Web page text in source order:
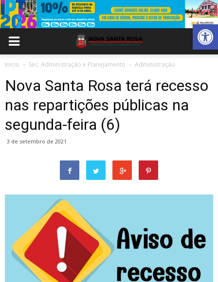
Abrir
Inicio Sec. Administração e Planejamento Administração
Nova Santa Rosa terá recesso
nas repartições públicas na
segunda-feira (6)
3 de setembro de 2021